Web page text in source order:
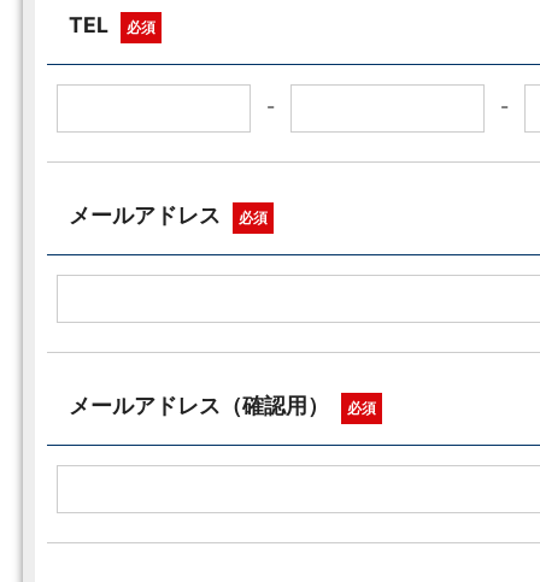
TEL 必須
- -
メールアドレス 必須
メールアドレス（確認用） 必須